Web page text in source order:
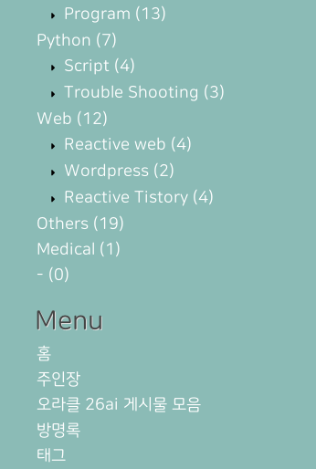
Program (13)
Python (7)
Script (4)
Trouble Shooting (3)
Web (12)
Reactive web (4)
Wordpress (2)
Reactive Tistory (4)
Others (19)
Medical (1)
- (0)
Menu
홈
주인장
오라클 26ai 게시물 모음
방명록
태그